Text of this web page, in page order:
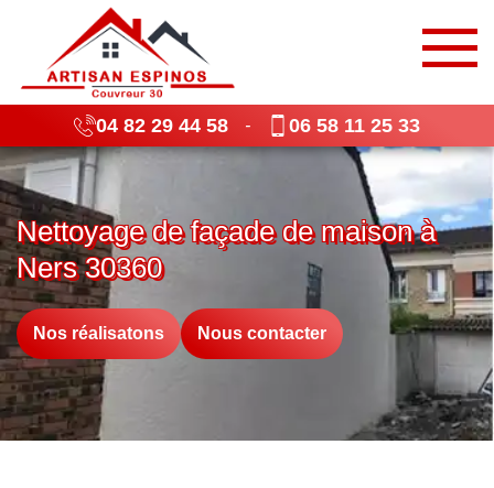
04 82 29 44 58 - 06 58 11 25 33
Nettoyage de façade de maison à
Ners 30360
Nos réalisatons Nous contacter